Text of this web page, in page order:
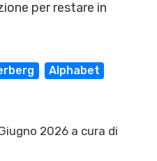
per restare in
Alphabet
2026 a cura di